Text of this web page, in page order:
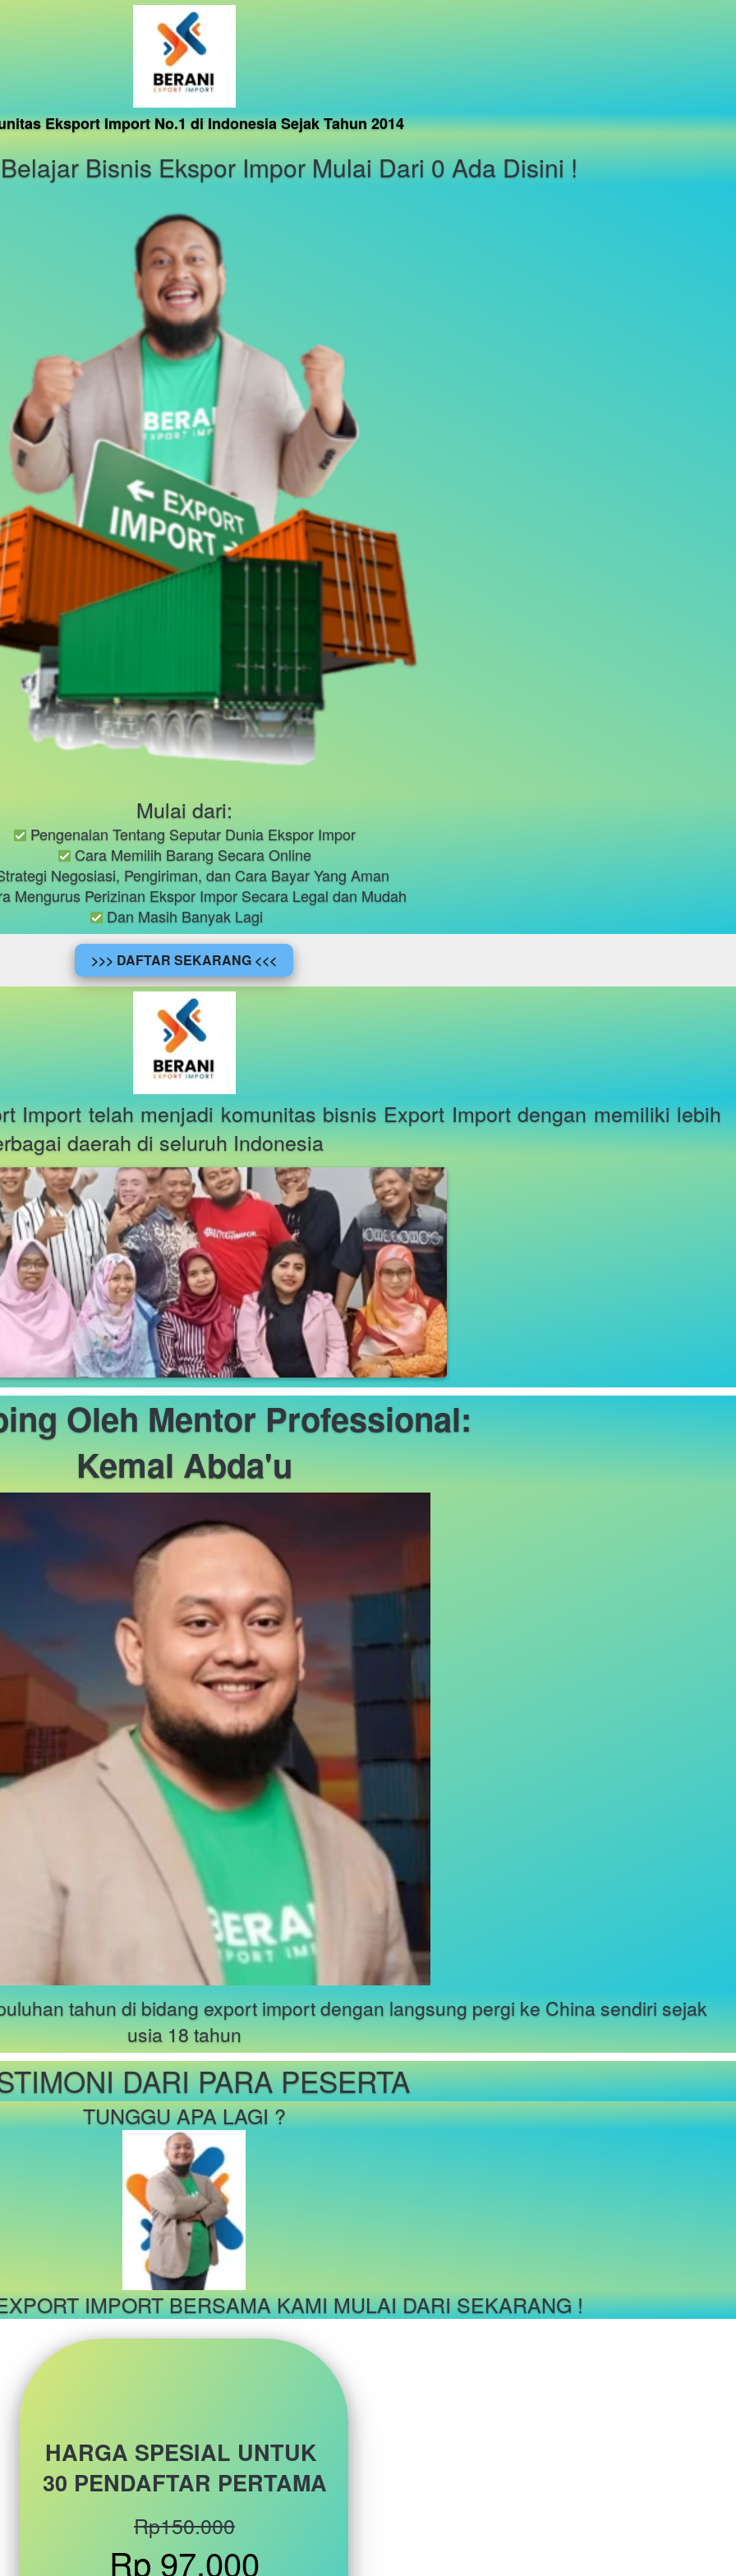
Eksport Import No.1 di Indonesia Sejak Tahun 2014
Bisnis Ekspor Impor Mulai Dari 0 Ada Disini !
Mulai dari:
Pengenalan Tentang Seputar Dunia Ekspor Impor
Cara Memilih Barang Secara Online
Negosiasi, Pengiriman, dan Cara Bayar Yang Aman
Mengurus Perizinan Ekspor Impor Secara Legal dan Mudah
Dan Masih Banyak Lagi
`>>> DAFTAR SEKARANG <<<
Import telah menjadi komunitas bisnis Export Import dengan memiliki lebih
daerah di seluruh Indonesia
Oleh Mentor Professional:
Kemal Abda'u
tahun di bidang export import dengan langsung pergi ke China sendiri sejak
usia 18 tahun
DARI PARA PESERTA
TUNGGU APA LAGI ?
IMPORT BERSAMA KAMI MULAI DARI SEKARANG !
HARGA SPESIAL UNTUK
30 PENDAFTAR PERTAMA
Rp150.000
Rp 97.000